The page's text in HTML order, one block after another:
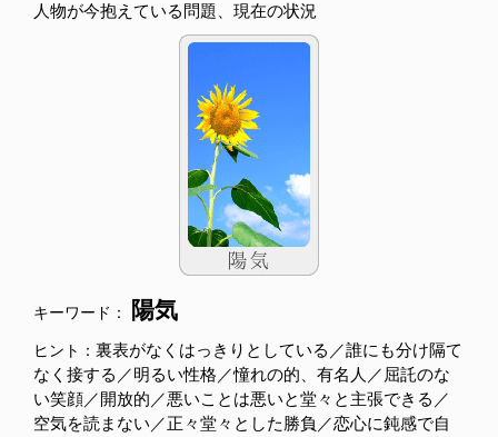
人物が今抱えている問題、現在の状況
キーワード： 陽気
ヒント： 裏表がなくはっきりとしている／誰にも分け隔て
なく接する／明るい性格／憧れの的、有名人／屈託のな
い笑顔／開放的／悪いことは悪いと堂々と主張できる／
空気を読まない／正々堂々とした勝負／恋心に鈍感で自